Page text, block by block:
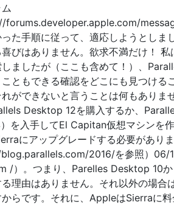
forums.developer.apple.com/
た手順に従って、適応しようとしま
びはありません。欲求不満だけ！ 私
しましたが（ここも含めて！）、
ともできる確認をどこにも見つける
ができないと言うことは何もありま
Desktop 12を購入するか、
）を入手してEl Capitan仮想マシンを
にアップグレードする必要があり
blog.parallels.com/2016/を参照）
/）。つまり、Parelles Desktop 10
る理由はありません。それ以外の場合
からです。それに、AppleはSierraに